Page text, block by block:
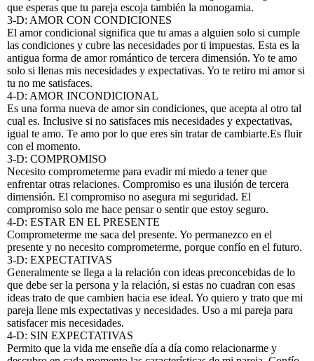
que esperas que tu pareja escoja también la monogamia.
3-D: AMOR CON CONDICIONES
El amor condicional significa que tu amas a alguien solo si cumple
las condiciones y cubre las necesidades por ti impuestas. Esta es la
antigua forma de amor romántico de tercera dimensión. Yo te amo
solo si llenas mis necesidades y expectativas. Yo te retiro mi amor si
tu no me satisfaces.
4-D: AMOR INCONDICIONAL
Es una forma nueva de amor sin condiciones, que acepta al otro tal
cual es. Inclusive si no satisfaces mis necesidades y expectativas,
igual te amo. Te amo por lo que eres sin tratar de cambiarte.Es fluir
con el momento.
3-D: COMPROMISO
Necesito comprometerme para evadir mi miedo a tener que
enfrentar otras relaciones. Compromiso es una ilusión de tercera
dimensión. El compromiso no asegura mi seguridad. El
compromiso solo me hace pensar o sentir que estoy seguro.
4-D: ESTAR EN EL PRESENTE
Comprometerme me saca del presente. Yo permanezco en el
presente y no necesito comprometerme, porque confío en el futuro.
3-D: EXPECTATIVAS
Generalmente se llega a la relación con ideas preconcebidas de lo
que debe ser la persona y la relación, si estas no cuadran con esas
ideas trato de que cambien hacia ese ideal. Yo quiero y trato que mi
pareja llene mis expectativas y necesidades. Uso a mi pareja para
satisfacer mis necesidades.
4-D: SIN EXPECTATIVAS
Permito que la vida me enseñe día a día como relacionarme y